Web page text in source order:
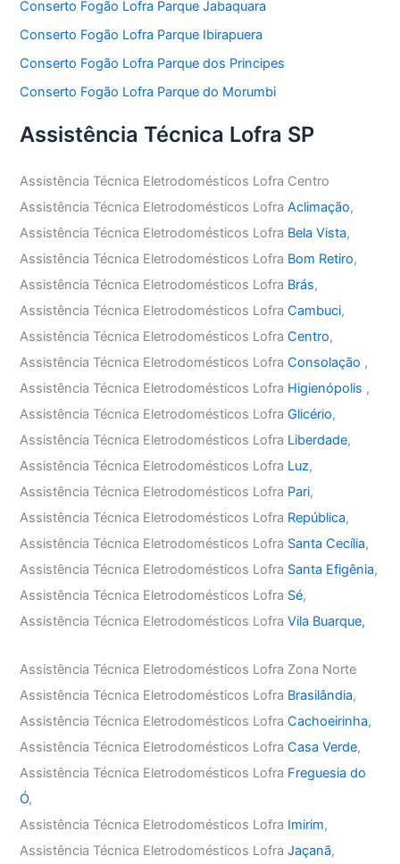
Conserto Fogão Lofra Parque Jabaquara
Conserto Fogão Lofra Parque Ibirapuera
Conserto Fogão Lofra Parque dos Principes
Conserto Fogão Lofra Parque do Morumbi
Assistência Técnica Lofra SP
Assistência Técnica Eletrodomésticos Lofra Centro
Assistência Técnica Eletrodomésticos LofraAclimação,
Assistência Técnica Eletrodomésticos Lofra Bela Vista,
Assistência Técnica Eletrodomésticos Lofra Bom Retiro,
Assistência Técnica Eletrodomésticos Lofra Brás,
Assistência Técnica Eletrodomésticos LofraCambuci,
Assistência Técnica Eletrodomésticos LofraCentro,
Assistência Técnica Eletrodomésticos LofraConsolação ,
Assistência Técnica Eletrodomésticos Lofra Higienópolis ,
Assistência Técnica Eletrodomésticos LofraGlicério,
Assistência Técnica Eletrodomésticos Lofra Liberdade,
Assistência Técnica Eletrodomésticos Lofra Luz,
Assistência Técnica Eletrodomésticos Lofra Pari,
Assistência Técnica Eletrodomésticos Lofra República,
Assistência Técnica Eletrodomésticos Lofra Santa Cecília,
Assistência Técnica Eletrodomésticos Lofra Santa Efigênia,
Assistência Técnica Eletrodomésticos Lofra Sé,
Assistência Técnica Eletrodomésticos LofraVila Buarque,
Assistência Técnica Eletrodomésticos Lofra Zona Norte
Assistência Técnica Eletrodomésticos Lofra Brasilândia,
Assistência Técnica Eletrodomésticos LofraCachoeirinha,
Assistência Técnica Eletrodomésticos LofraCasa Verde,
Assistência Técnica Eletrodomésticos Lofra Freguesia do
Ó,
Assistência Técnica Eletrodomésticos Lofra Imirim,
Assistência Técnica Eletrodomésticos LofraJaçanã,